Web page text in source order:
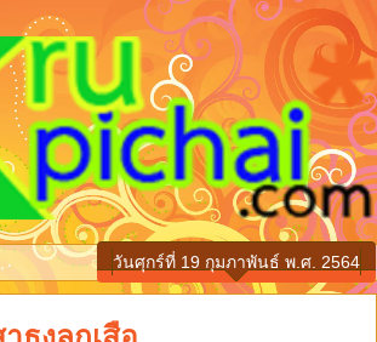
▼
วันศุกร์ที่ 19 กุมภาพันธ์ พ.ศ. 2564